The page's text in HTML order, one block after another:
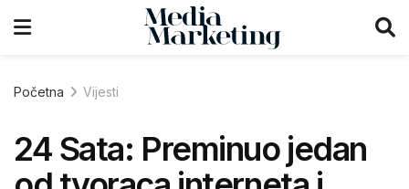
Početna Vijesti
24 Sata: Preminuo jedan